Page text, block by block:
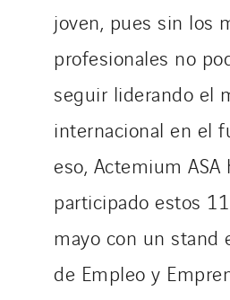
joven, pues sin los
profesionales no
seguir liderando el
internacional en el
eso, Actemium ASA
participado estos
mayo con un stand
de Empleo y